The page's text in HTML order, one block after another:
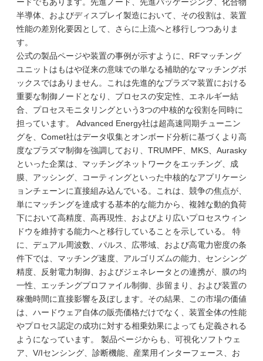
半導体、およびディスプレイ製造において、その役割は、装置
性能の差別化要因として、さらに上流へと移行しつつありま
す。
公式の製品ページや装置の事例が示すように、RFマッチング
ユニットはもはや従来の意味での単なる補助的なマッチングボ
ックスではありません。これは先進的なプラズマ装置における
重要な制御ノードとなり、プロセスの安定性、エネルギー結
合、プロセスモニタリングという3つの中核的な役割を同時に
担っています。 Advanced Energy社は超高速同期チューニン
グを、Comet社はデータ収集とオンボード分析に基づくより高
度なプラズマ制御を強調しており、TRUMPF、MKS、Aurasky
といった企業は、マッチングネットワークをエッチング、成
膜、アッシング、コーティングといった中核的なアプリケーシ
ョンチェーンに直接組み込んでいる。これは、競争の焦点が、
単にマッチングを達成する基本的な能力から、複雑な動的負荷
下において高精度、高再現性、およびより広いプロセスウィン
ドウを維持する能力へと移行していることを示している。 特
に、デュアル周波数、パルス、広帯域、および高電力密度の条
件下では、マッチング速度、アルゴリズムの能力、センシング
精度、反射電力制御、およびジェネレータとの連携が、膜の均
一性、エッチングプロファイル制御、歩留まり、および装置の
稼働時間に直接影響を及ぼします。その結果、この市場の価値
は、ハードウェア自体の販売価格だけでなく、装置全体の性能
やプロセス認定の成功に対する相乗効果によっても定義される
ようになっています。 製品ページからも、可視化ソフトウェ
ア、V/Iセンシング、診断機能、産業用インターフェース、お